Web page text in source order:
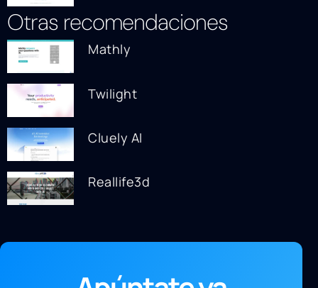
Otras recomendaciones
Mathly
Twilight
Cluely AI
Reallife3d